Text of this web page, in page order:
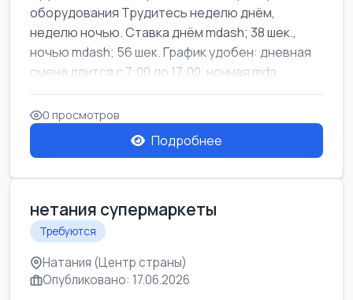
оборудования Трудитесь неделю днём,
неделю ночью. Ставка днём mdash; 38 шек.,
ночью mdash; 56 шек. График удобен: дневная
смена длится с 7:00 до 17:00, ночная mda...
0 просмотров
Подробнее
нетания супермаркеты
Требуются
Натания (Центр страны)
Опубликовано: 17.06.2026